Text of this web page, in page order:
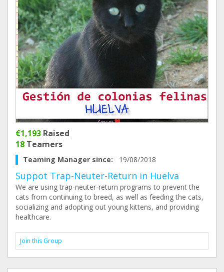
€1,193 Raised
18 Teamers
Teaming Manager since: 19/08/2018
Suppot Trap-Neuter-Return in Huelva
We are using trap-neuter-return programs to prevent the
cats from continuing to breed, as well as feeding the cats,
socializing and adopting out young kittens, and providing
healthcare.
Join this Group